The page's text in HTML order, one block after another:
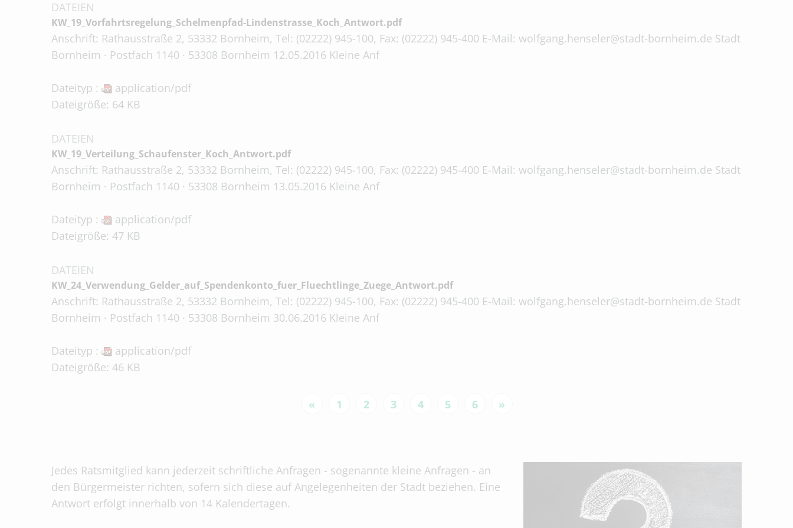
DATEIEN
KW_19_Vorfahrtsregelung_Schelmenpfad-Lindenstrasse_Koch_Antwort.pdf
Anschrift: Rathausstraße 2, 53332 Bornheim, Tel: (02222) 945-100, Fax: (02222) 945-400 E-Mail: wolfgang.henseler@stadt-bornheim.de Stadt
Bornheim · Postfach 1140 · 53308 Bornheim 12.05.2016 Kleine Anf
Dateityp :
application/pdf
Dateigröße: 64 KB
DATEIEN
KW_19_Verteilung_Schaufenster_Koch_Antwort.pdf
Anschrift: Rathausstraße 2, 53332 Bornheim, Tel: (02222) 945-100, Fax: (02222) 945-400 E-Mail: wolfgang.henseler@stadt-bornheim.de Stadt
Bornheim · Postfach 1140 · 53308 Bornheim 13.05.2016 Kleine Anf
Dateityp :
application/pdf
Dateigröße: 47 KB
DATEIEN
KW_24_Verwendung_Gelder_auf_Spendenkonto_fuer_Fluechtlinge_Zuege_Antwort.pdf
Anschrift: Rathausstraße 2, 53332 Bornheim, Tel: (02222) 945-100, Fax: (02222) 945-400 E-Mail: wolfgang.henseler@stadt-bornheim.de Stadt
Bornheim · Postfach 1140 · 53308 Bornheim 30.06.2016 Kleine Anf
Dateityp :
application/pdf
Dateigröße: 46 KB
« 1 2 3 4 5 6 »
Jedes Ratsmitglied kann jederzeit schriftliche Anfragen - sogenannte kleine Anfragen - an
den Bürgermeister richten, sofern sich diese auf Angelegenheiten der Stadt beziehen. Eine
Antwort erfolgt innerhalb von 14 Kalendertagen.